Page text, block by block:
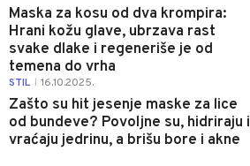
Maska za kosu od dva krompira:
Hrani kožu glave, ubrzava rast
svake dlake i regeneriše je od
temena do vrha
STIL 16.10.2025.
Zašto su hit jesenje maske za lice
od bundeve? Povoljne su, hidriraju i
vraćaju jedrinu, a brišu bore i akne